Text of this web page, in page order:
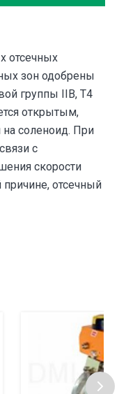
отсечных
зон одобрены
группы IIB, T4
открытым,
на соленоид. При
с
скорости
отсечный